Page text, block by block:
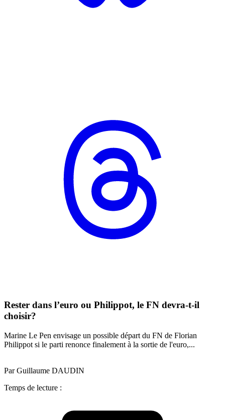
Rester dans l’euro ou Philippot, le FN devra-t-il
choisir?
Marine Le Pen envisage un possible départ du FN de Florian
Philippot si le parti renonce finalement à la sortie de l'euro,...
Par Guillaume DAUDIN
Temps de lecture :